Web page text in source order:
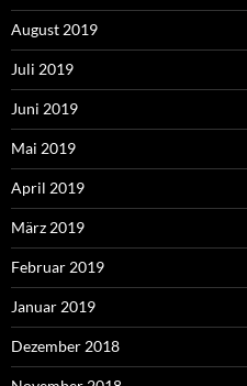
August 2019
Juli 2019
Juni 2019
Mai 2019
April 2019
März 2019
Februar 2019
Januar 2019
Dezember 2018